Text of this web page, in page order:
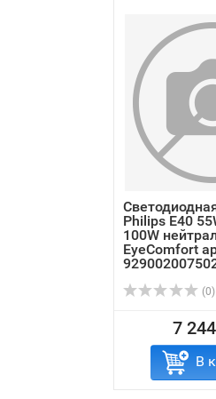
Philips E40
100W
EyeComfort
(0)
7
В